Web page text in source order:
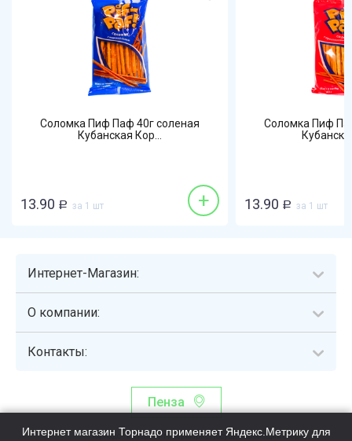
Соломка Пиф Паф 40г соленая
Кубанская Кор...
13.90 Р за 1 шт +
Соломка Пиф
13.90 Р за 1 шт
Интернет-Магазин:
О компании:
Контакты:
Пенза
Торнадо - интернет-гипермаркет, осуществляющий сборку,
Интернет магазин Торнадо применяет Яндекс.Метрику для